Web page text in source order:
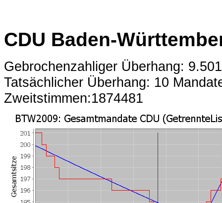
CDU Baden-
Gebrochenzahliger Überhang:
Tatsächlicher Überhang: 10
Zweitstimmen:1874481